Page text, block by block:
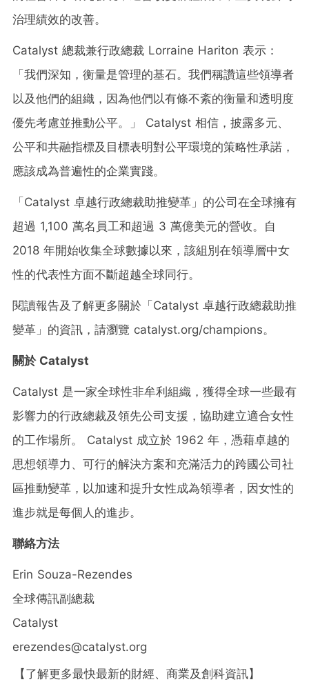
治理績效的改善。
Catalyst 總裁兼行政總裁 Lorraine Hariton 表示：
「我們深知，衡量是管理的基石。我們稱讚這些領導者
以及他們的組織，因為他們以有條不紊的衡量和透明度
優先考慮並推動公平。」 Catalyst 相信，披露多元、
公平和共融指標及目標表明對公平環境的策略性承諾，
應該成為普遍性的企業實踐。
「Catalyst 卓越行政總裁助推變革」的公司在全球擁有
超過 1,100 萬名員工和超過 3 萬億美元的營收。自
2018 年開始收集全球數據以來，該組別在領導層中女
性的代表性方面不斷超越全球同行。
閱讀報告及了解更多關於「Catalyst 卓越行政總裁助推
變革」的資訊，請瀏覽 catalyst.org/champions。
關於Catalyst
Catalyst 是一家全球性非牟利組織，獲得全球一些最有
影響力的行政總裁及領先公司支援，協助建立適合女性
的工作場所。 Catalyst 成立於 1962 年，憑藉卓越的
思想領導力、可行的解決方案和充滿活力的跨國公司社
區推動變革，以加速和提升女性成為領導者，因女性的
進步就是每個人的進步。
聯絡方法
Erin Souza-Rezendes
全球傳訊副總裁
Catalyst
erezendes@catalyst.org
【了解更多最快最新的財經、商業及創科資訊】